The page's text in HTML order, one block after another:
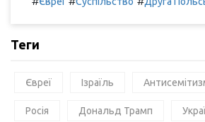
Теги
Євреї Ізраїль
Росія Дональд Трамп